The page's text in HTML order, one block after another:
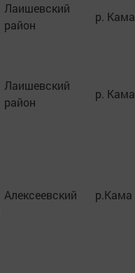
Лаишевский
район
р. Кама
Лаишевский
район
р. Кама
Алексеевский р.Кама